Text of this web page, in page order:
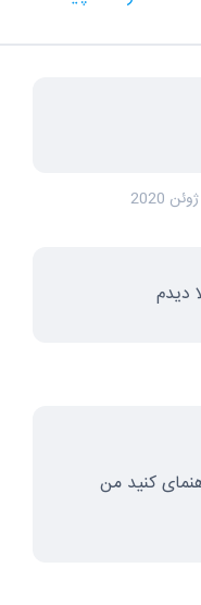
دیدم
کنید من